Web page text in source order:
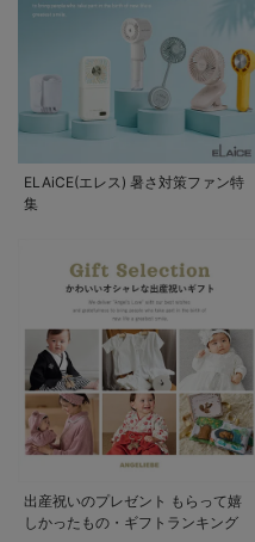
ELAiCE(エレス) 暑さ対策ファン特
集
出産祝いのプレゼント もらって嬉
しかったもの・ギフトランキング